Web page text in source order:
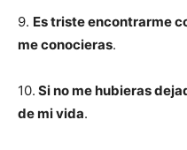
9. Es triste encontrarme
me conocieras.
10. Si no me hubieras
de mi vida.